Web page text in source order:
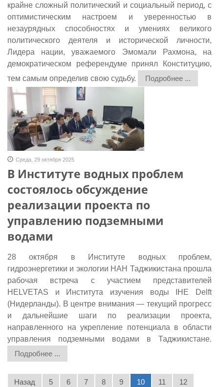
крайне сложный политический и социальный период, с
оптимистическим настроем и уверенностью в
незаурядных способностях и умениях великого
политического деятеля и исторической личности,
Лидера нации, уважаемого Эмомали Рахмона, на
демократическом референдуме принял Конституцию,
тем самым определив свою судьбу.
Подробнее ...
Среда, 29 октября 2025
В Институте водных проблем
состоялось обсуждение
реализации проекта по
управлению подземными
водами
28 октября в Институте водных проблем,
гидроэнергетики и экологии НАН Таджикистана прошла
рабочая встреча с участием представителей
HELVETAS и Института изучения воды IHE Delft
(Нидерланды). В центре внимания — текущий прогресс
и дальнейшие шаги по реализации проекта,
направленного на укрепление потенциала в области
управления подземными водами в Таджикистане.
Подробнее ...
Назад 5 6 7 8 9 10 11 12